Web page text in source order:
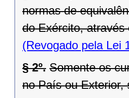
normas de
do Exército,
(Revogado pela Lei
§ 2º. Somente os
no País ou Exterior,